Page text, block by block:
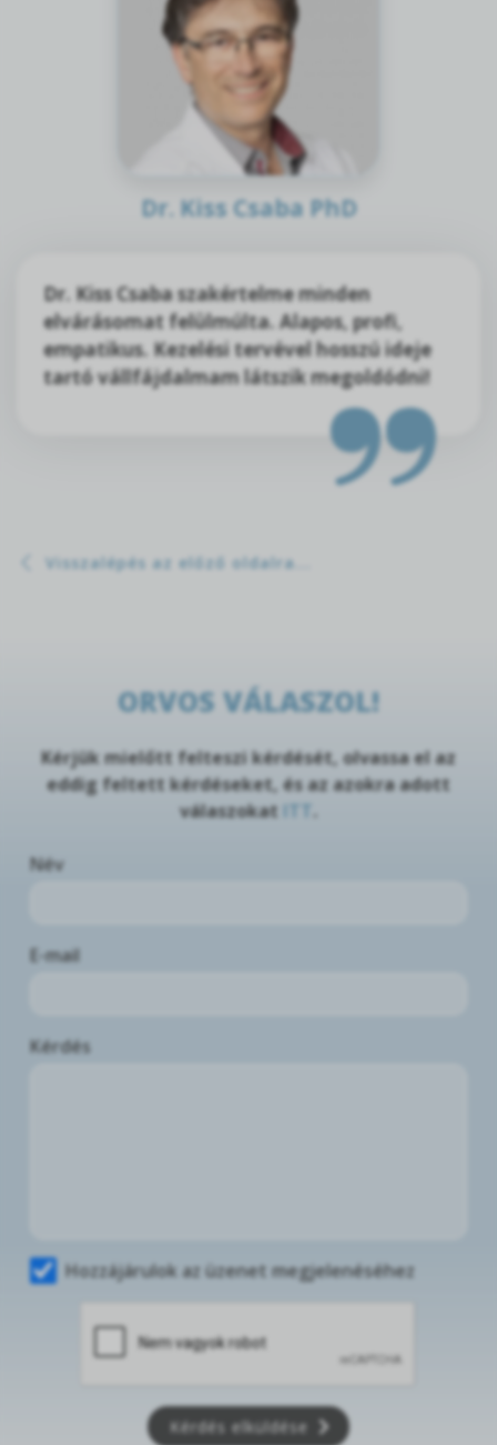
Dr. Kiss Csaba PhD
Dr. Kiss Csaba szakértelme minden
elvárásomat felülmúlta. Alapos, profi,
empatikus. Kezelési tervével hosszú ideje
tartó vállfájdalmam látszik megoldódni!
Visszalépés az előző oldalra...
ORVOS VÁLASZOL!
Kérjük mielőtt felteszi kérdését, olvassa el az
eddig feltett kérdéseket, és az azokra adott
válaszokat
Név
E-mail
Kérdés
Hozzájárulok az üzenet megjelenéséhez
Kérdés elküldése